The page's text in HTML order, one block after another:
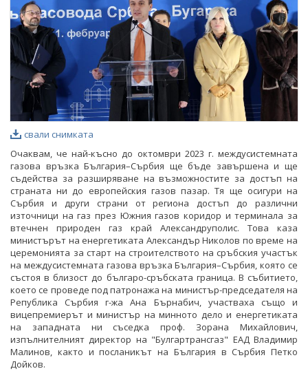
свали снимката
Очаквам, че най-късно до октомври 2023 г. междусистемната
газова връзка България–Сърбия ще бъде завършена и ще
съдейства за разширяване на възможностите за достъп на
страната ни до европейския газов пазар. Тя ще осигури на
Сърбия и други страни от региона достъп до различни
източници на газ през Южния газов коридор и терминала за
втечнен природен газ край Александруполис. Това каза
министърът на енергетиката Александър Николов по време на
церемонията за старт на строителството на сръбския участък
на междусистемната газова връзка България–Сърбия, която се
състоя в близост до българо-сръбската граница. В събитието,
което се проведе под патронажа на министър-председателя на
Република Сърбия г-жа Ана Бърнабич, участваха също и
вицепремиерът и министър на минното дело и енергетиката
на западната ни съседка проф. Зорана Михайлович,
изпълнителният директор на "Булгартрансгаз" ЕАД Владимир
Малинов, както и посланикът на България в Сърбия Петко
Дойков.